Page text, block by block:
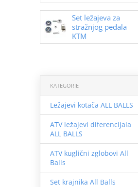
Set ležajeva za
stražnjog pedala
KTM
KATEGORIE
Ležajevi kotača ALL BALLS
ATV ležajevi diferencijala
ALL BALLS
ATV kuglični zglobovi All
Balls
Set krajnika All Balls